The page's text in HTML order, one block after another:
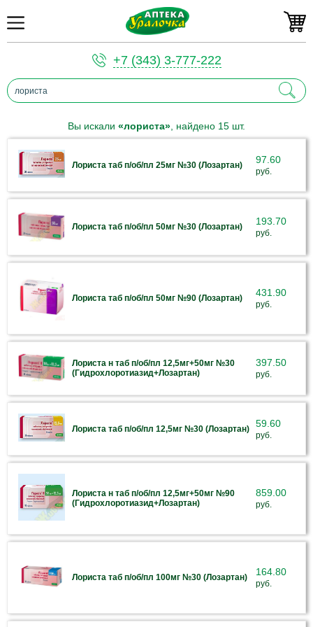
+7 (343) 3-777-222
Вы искали «лориста» , найдено 15 шт.
Лориста таб п/об/пл 25мг №30 (Лозартан) 97.60
руб.
Лориста таб п/об/пл 50мг №30 (Лозартан) 193.70
руб.
Лориста таб п/об/пл 50мг №90 (Лозартан) 431.90
руб.
Лориста н таб п/об/пл 12,5мг+50мг №30
(Гидрохлоротиазид+Лозартан)
397.50
руб.
Лориста таб п/об/пл 12,5мг №30 (Лозартан) 59.60
руб.
Лориста н таб п/об/пл 12,5мг+50мг №90
(Гидрохлоротиазид+Лозартан)
859.00
руб.
Лориста таб п/об/пл 100мг №30 (Лозартан) 164.80
руб.